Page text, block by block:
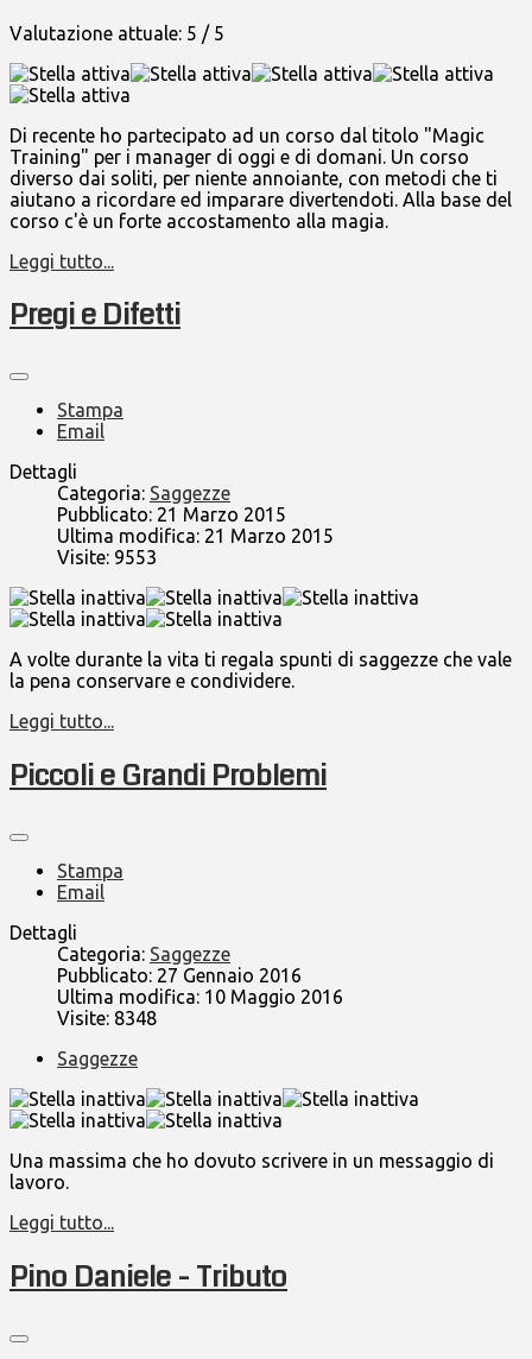
Valutazione attuale: 5 / 5
Di recente ho partecipato ad un corso dal titolo "Magic
Training" per i manager di oggi e di domani. Un corso
diverso dai soliti, per niente annoiante, con metodi che ti
aiutano a ricordare ed imparare divertendoti. Alla base del
corso c'è un forte accostamento alla magia.
Leggi tutto...
Pregi e Difetti
Stampa
Email
Dettagli
Categoria: Saggezze
Pubblicato: 21 Marzo 2015
Ultima modifica: 21 Marzo 2015
Visite: 9553
A volte durante la vita ti regala spunti di saggezze che vale
la pena conservare e condividere.
Leggi tutto...
Piccoli e Grandi Problemi
Stampa
Email
Dettagli
Categoria: Saggezze
Pubblicato: 27 Gennaio 2016
Ultima modifica: 10 Maggio 2016
Visite: 8348
Saggezze
Una massima che ho dovuto scrivere in un messaggio di
lavoro.
Leggi tutto...
Pino Daniele - Tributo